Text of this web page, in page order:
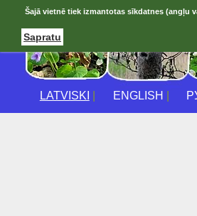
LATVISKI ENGLISH
Šajā vietnē tiek izmantotas sīkdatnes (angļu
Sapratu